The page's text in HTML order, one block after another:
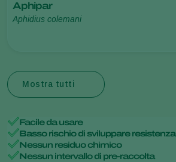
Aphipar
Aphidius colemani
Mostra tutti
Facile da usare
Basso rischio di sviluppare resistenza
Nessun residuo chimico
Nessun intervallo di pre-raccolta